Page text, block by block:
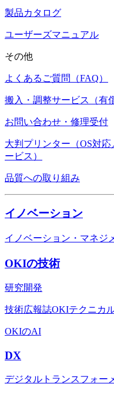
製品カタログ
ユーザーズマニュアル
その他
よくあるご質問（FAQ）
搬入・調整サービス（有
お問い合わせ・修理受付
大判プリンター（OS対
ービス）
品質への取り組み
イノベーション
イノベーション・マネジ
OKIの技術
研究開発
技術広報誌OKIテクニカ
OKIのAI
DX
デジタルトランスフォー